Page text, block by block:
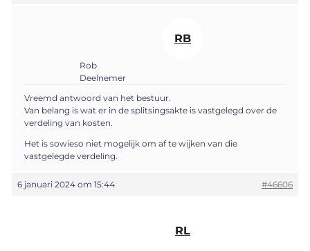
RB
Rob
Deelnemer
Vreemd antwoord van het bestuur.
Van belang is wat er in de splitsingsakte is vastgelegd over de
verdeling van kosten.
Het is sowieso niet mogelijk om af te wijken van die
vastgelegde verdeling.
6 januari 2024 om 15:44 #46606
RL